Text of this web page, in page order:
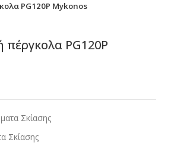
PG120P Mykonos
πέργκολα PG120P
Σκίασης
Σκίασης